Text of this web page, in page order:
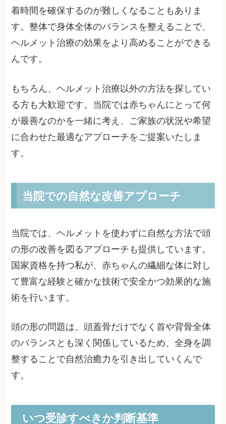
着時間を確保するのが難しくなることもありま
す。整体で身体全体のバランスを整えることで、
ヘルメット治療の効果をより高めることができる
んです。
もちろん、ヘルメット治療以外の方法を探してい
る方も大歓迎です。当院では赤ちゃんにとって何
が最善なのかを一緒に考え、ご家族の状況や希望
に合わせた最適なアプローチをご提案いたしま
す。
当院での自然な改善アプローチ
当院では、ヘルメットを使わずに自然な方法で頭
の形の改善を図るアプローチも提供しています。
国家資格を持つ私が、赤ちゃんの繊細な体に対し
て豊富な経験と確かな技術で安全かつ効果的な施
術を行います。
頭の形の問題は、頭蓋骨だけでなく首や背骨全体
のバランスとも深く関係しているため、全身を調
整することで自然治癒力を引き出していくんで
す。
いつ受診すべきか判断基準